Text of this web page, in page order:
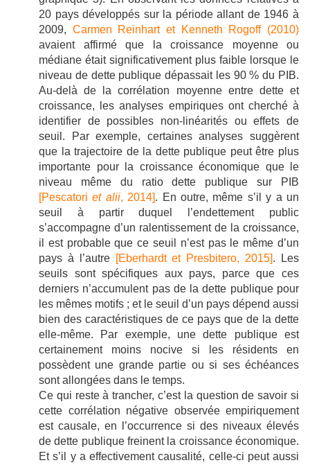
20 pays développés sur la période allant de 1946 à
2009, Carmen Reinhart et Kenneth Rogoff (2010)
avaient affirmé que la croissance moyenne ou
médiane était significativement plus faible lorsque le
niveau de dette publique dépassait les 90 % du PIB.
Au-delà de la corrélation moyenne entre dette et
croissance, les analyses empiriques ont cherché à
identifier de possibles non-linéarités ou effets de
seuil. Par exemple, certaines analyses suggèrent
que la trajectoire de la dette publique peut être plus
importante pour la croissance économique que le
niveau même du ratio dette publique sur PIB
[Pescatoriet alii, 2014]. En outre, même s’il y a un
seuil à partir duquel l’endettement public
s’accompagne d’un ralentissement de la croissance,
il est probable que ce seuil n’est pas le même d’un
pays à l’autre[Eberhardt et Presbitero, 2015]. Les
seuils sont spécifiques aux pays, parce que ces
derniers n’accumulent pas de la dette publique pour
les mêmes motifs ; et le seuil d’un pays dépend aussi
bien des caractéristiques de ce pays que de la dette
elle-même. Par exemple, une dette publique est
certainement moins nocive si les résidents en
possèdent une grande partie ou si ses échéances
sont allongées dans le temps.
Ce qui reste à trancher, c’est la question de savoir si
cette corrélation négative observée empiriquement
est causale, en l’occurrence si des niveaux élevés
de dette publique freinent la croissance économique.
Et s’il y a effectivement causalité, celle-ci peut aussi